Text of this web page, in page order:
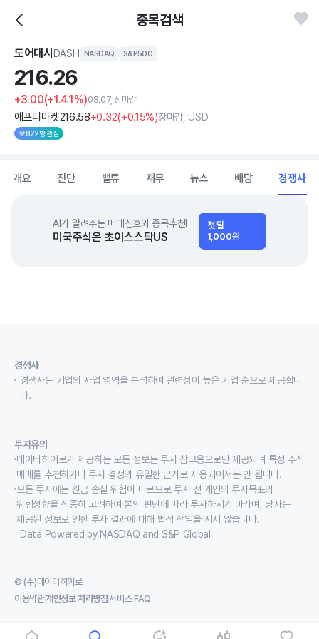
종목검색
도어대시 DASH NASDAQ S&P500
216.26
+3.00(+1.41%)08.07, 장마감
애프터마켓216.58+0.32(+0.15%)장마감, USD
822명 관심
개요 진단 밸류 재무 뉴스 배당 경쟁사
AI가 알려주는 매매신호와 종목추천!
미국주식은 초이스스탁US
첫 달
1,000원
경쟁사
경쟁사는 기업의 사업 영역을 분석하여 관련성이 높은 기업 순으로 제공합니
다.
투자유의
데이터히어로가 제공하는 모든 정보는 투자 참고용으로만 제공되며 특정 주식
매매를 추천하거나 투자 결정의 유일한 근거로 사용되어서는 안 됩니다.
모든 투자에는 원금 손실 위험이 따르므로 투자 전 개인의 투자목표와
위험성향을 신중히 고려하여 본인 판단에 따라 투자하시기 바라며, 당사는
제공된 정보로 인한 투자 결과에 대해 법적 책임을 지지 않습니다.
Data Powered by NASDAQ and S&P Global
© (주)데이터히어로
이용약관개인정보 처리방침서비스 FAQ